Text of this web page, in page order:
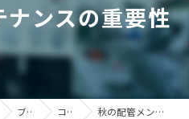
ンスの重要性
ブログ コラム 秋の配管メンテナンスの重要性